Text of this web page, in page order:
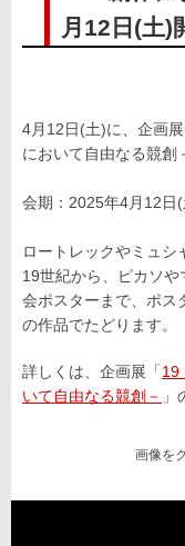
月12日(土)
4月12日(土)に、企画
において自由なる競創
会期：2025年4月12日
ロートレックやミュシ
19世紀から、ピカソ
会ポスターまで、ポス
の作品でたどります。
詳しくは、企画展「19
いて自由なる競創－ 」
画像を